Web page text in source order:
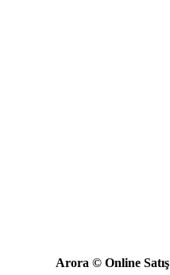
Arora © Online Satış